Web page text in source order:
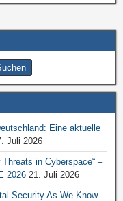
Eine aktuelle
Juli 2026
in Cyberspace“ –
2026 21. Juli 2026
Security As We Know